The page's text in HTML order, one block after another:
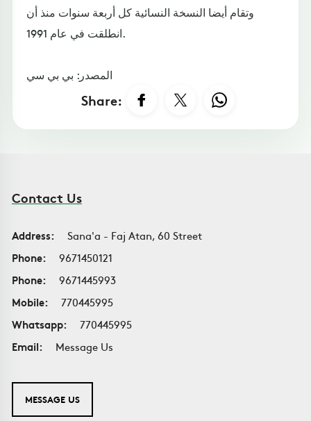
وتقام أيضا النسخة النسائية كل أربعة سنوات منذ أن
انطلقت في عام 1991.
المصدر: بي بي سي
Share:
Contact Us
Address:
Sana'a - Faj Atan, 60 Street
Phone:
9671450121
Phone:
9671445993
Mobile:
770445995
Whatsapp:
770445995
Email:
Message Us
MESSAGE US